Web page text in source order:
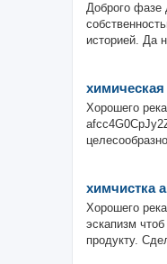
Доброго фазе
историей. Да
Хорошего
химчистка
Хорошего
эскапизм
продукту.